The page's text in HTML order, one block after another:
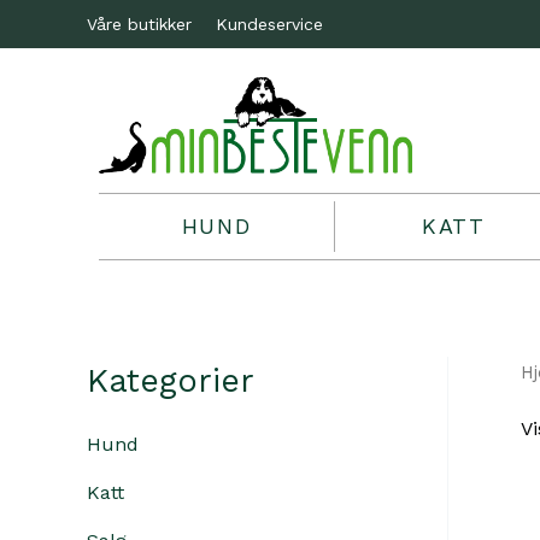
Våre butikker Kundeservice
HUND KATT
Kategorier
Hund
Katt